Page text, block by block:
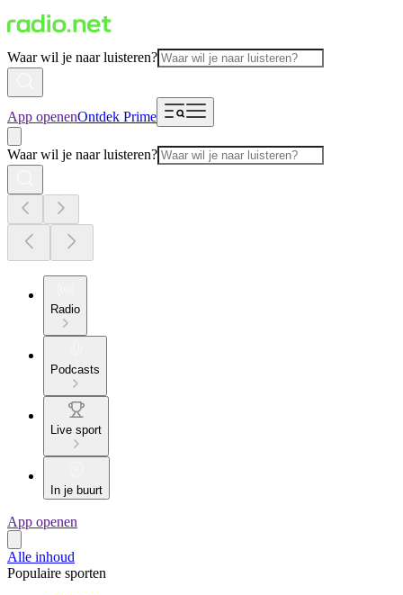
Waar wil je naar luisteren?
App openenOntdek Prime
Waar wil je naar luisteren?
Radio
Podcasts
Live sport
In je buurt
App openen
Alle inhoud
Populaire sporten